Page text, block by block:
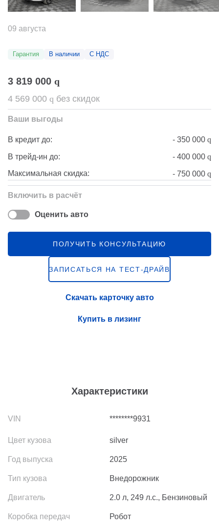
Характеристики
********9931
silver
2025
Внедорожник
2.0 л, 249 л.с., Бензиновый
Робот
09 августа
Гарантия В наличии С НДС
3 819 000 q
4 569 000 q без скидок
Ваши выгоды
В кредит до: - 350 000 q
В трейд-ин до: - 400 000 q
Максимальная скидка: - 750 000 q
Включить в расчёт
Оценить авто
ПОЛУЧИТЬ КОНСУЛЬТАЦИЮ
ЗАПИСАТЬСЯ НА ТЕСТ-ДРАЙВ
Скачать карточку авто
Купить в лизинг